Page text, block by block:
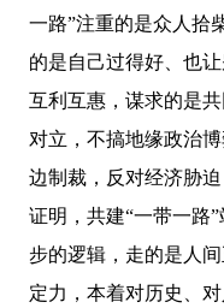
一路”注重的是众人拾
的是自己过得好、也
互利互惠，谋求的是
对立，不搞地缘政治
边制裁，反对经济胁
证明，共建“一带一路
步的逻辑，走的是人
定力，本着对历史、